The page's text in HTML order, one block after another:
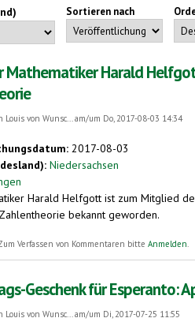
Sortieren nach
Harald
Louis von Wunsc...am/um Do, 2017-08-03 14:34
2017-08-03
Niedersachsen
Harald Helfgott ist zum Mitglied
bekannt geworden.
Göttinger Mathematiker Harald Helfgott im
Verfassen von Kommentaren bitte Anmelden.
Geschenk für Esperanto:
Louis von Wunsc...am/um Di, 2017-07-25 11:55